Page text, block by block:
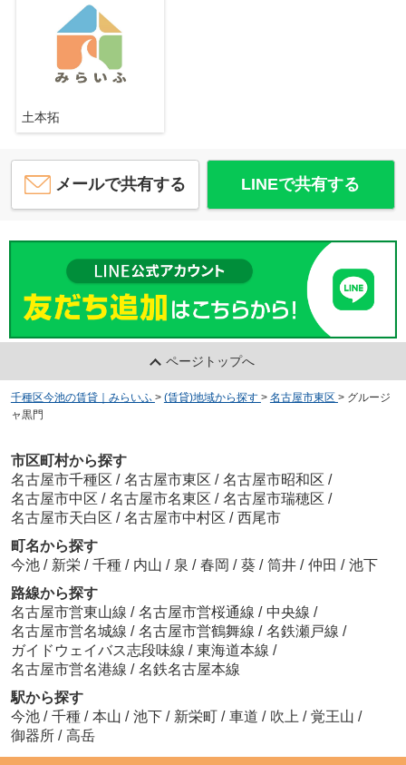
土本拓
メールで共有する LINEで共有する
ページトップへ
千種区今池の賃貸｜みらいふ > (賃貸)地域から探す > 名古屋市東区 > グルージ
ャ黒門
市区町村から探す
名古屋市千種区 / 名古屋市東区 / 名古屋市昭和区 /
名古屋市中区 / 名古屋市名東区 / 名古屋市瑞穂区 /
名古屋市天白区 / 名古屋市中村区 / 西尾市
町名から探す
今池 / 新栄 / 千種 / 内山 / 泉 / 春岡 / 葵 / 筒井 / 仲田 / 池下
路線から探す
名古屋市営東山線 / 名古屋市営桜通線 / 中央線 /
名古屋市営名城線 / 名古屋市営鶴舞線 / 名鉄瀬戸線 /
ガイドウェイバス志段味線 / 東海道本線 /
名古屋市営名港線 / 名鉄名古屋本線
駅から探す
今池 / 千種 / 本山 / 池下 / 新栄町 / 車道 / 吹上 / 覚王山 /
御器所 / 高岳